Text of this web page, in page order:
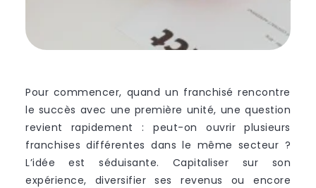
Pour commencer, quand un franchisé rencontre
le succès avec une première unité, une question
revient rapidement : peut-on ouvrir plusieurs
franchises différentes dans le même secteur ?
L’idée est séduisante. Capitaliser sur son
expérience, diversifier ses revenus ou encore